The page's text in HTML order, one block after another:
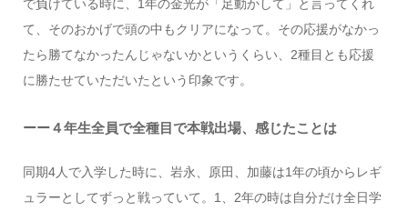
で負けている時に、1年の金光が「足動かして」と言ってくれ
て、そのおかげで頭の中もクリアになって。その応援がなかっ
たら勝てなかったんじゃないかというくらい、2種目とも応援
に勝たせていただいたという印象です。
ーー４年生全員で全種目で本戦出場、感じたことは
同期4人で入学した時に、岩永、原田、加藤は1年の頃からレギ
ュラーとしてずっと戦っていて。1、2年の時は自分だけ全日学